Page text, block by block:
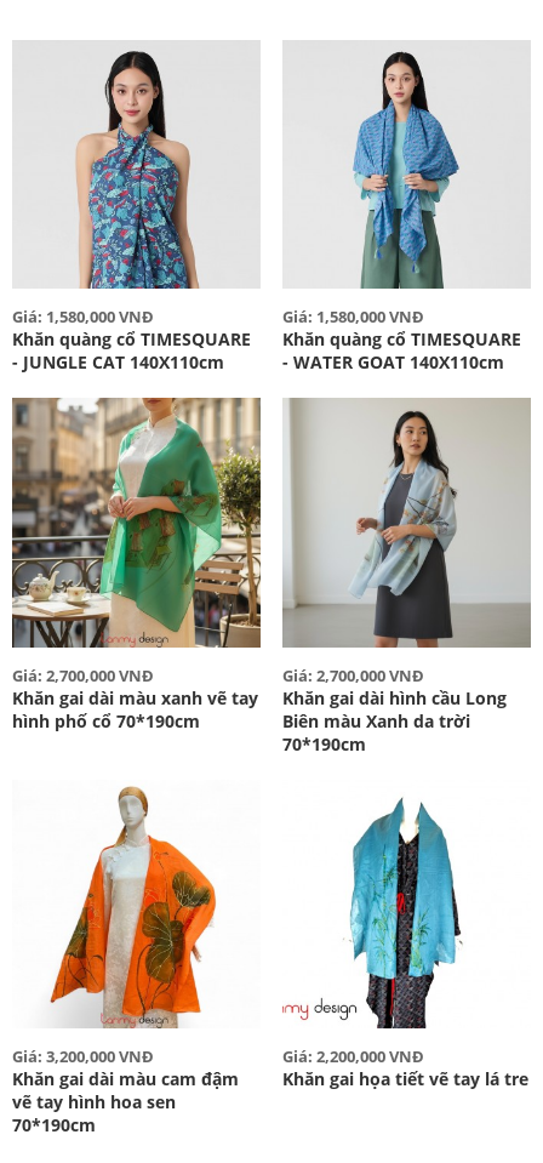
Giá: 1,580,000 VNĐ
Khăn quàng cổ TIMESQUARE
- JUNGLE CAT 140X110cm
Giá: 1,580,000 VNĐ
Khăn quàng cổ TIMESQUARE
- WATER GOAT 140X110cm
Giá: 2,700,000 VNĐ
Khăn gai dài màu xanh vẽ tay
hình phố cổ 70*190cm
Giá: 2,700,000 VNĐ
Khăn gai dài hình cầu Long
Biên màu Xanh da trời
70*190cm
Giá: 3,200,000 VNĐ
Khăn gai dài màu cam đậm
vẽ tay hình hoa sen
70*190cm
Giá: 2,200,000 VNĐ
Khăn gai họa tiết vẽ tay lá tre